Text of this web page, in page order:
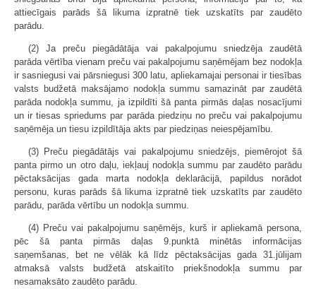
attiecīgais parāds šā likuma izpratnē tiek uzskatīts par zaudēto
parādu.
(2) Ja preču piegādātāja vai pakalpojumu sniedzēja zaudētā
parāda vērtība vienam preču vai pakalpojumu saņēmējam bez nodokļa
ir sasniegusi vai pārsniegusi 300 latu, apliekamajai personai ir tiesības
valsts budžetā maksājamo nodokļa summu samazināt par zaudētā
parāda nodokļa summu, ja izpildīti šā panta pirmās daļas nosacījumi
un ir tiesas spriedums par parāda piedziņu no preču vai pakalpojumu
saņēmēja un tiesu izpildītāja akts par piedziņas neiespējamību.
(3) Preču piegādātājs vai pakalpojumu sniedzējs, piemērojot šā
panta pirmo un otro daļu, iekļauj nodokļa summu par zaudēto parādu
pēctaksācijas gada marta nodokļa deklarācijā, papildus norādot
personu, kuras parāds šā likuma izpratnē tiek uzskatīts par zaudēto
parādu, parāda vērtību un nodokļa summu.
(4) Preču vai pakalpojumu saņēmējs, kurš ir apliekamā persona,
pēc šā panta pirmās daļas 9.punktā minētās informācijas
saņemšanas, bet ne vēlāk kā līdz pēctaksācijas gada 31.jūlijam
atmaksā valsts budžetā atskaitīto priekšnodokļa summu par
nesamaksāto zaudēto parādu.